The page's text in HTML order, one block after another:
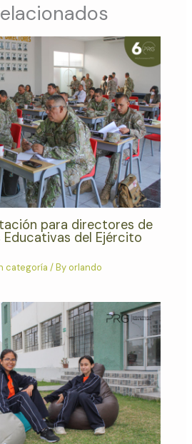
para directores de
del Ejército
categoría / Byorlando